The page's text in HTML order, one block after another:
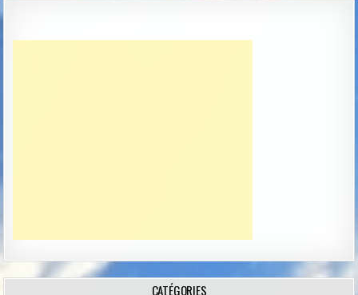
CATÉGORIES